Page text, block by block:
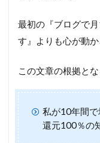
最初の『ブログで
す』よりも心が動
この文章の根拠と
私が10年間
還元100％の